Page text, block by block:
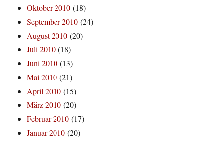
Oktober 2010 (18)
September 2010 (24)
August 2010 (20)
Juli 2010 (18)
Juni 2010 (13)
Mai 2010 (21)
April 2010 (15)
März 2010 (20)
Februar 2010 (17)
Januar 2010 (20)